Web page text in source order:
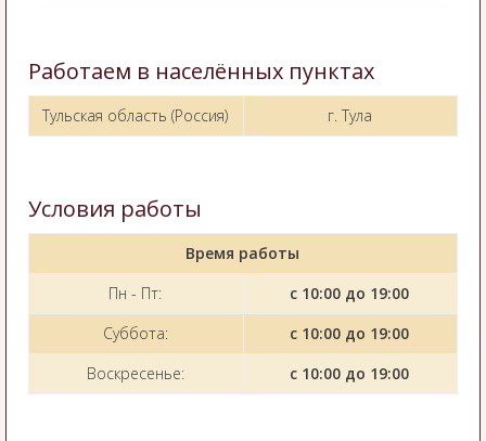
Работаем в населённых пунктах
Тульская область (Россия) г. Тула
Условия работы
Время работы
Пн - Пт:
с 10:00 до 19:00
Суббота:
с 10:00 до 19:00
Воскресенье:
с 10:00 до 19:00